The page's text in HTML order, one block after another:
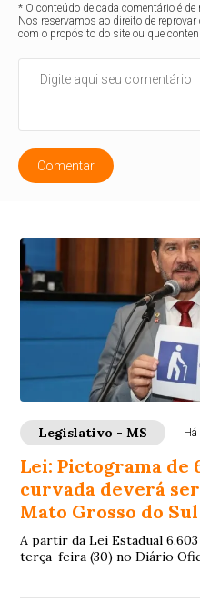
* O conteúdo de cada comentário é
Nos reservamos ao direito de
com o propósito do site ou que
Comentar
Legislativo - MS Há
Lei: Pictograma de
curvada deverá
Mato Grosso do Sul
A partir da Lei Estadual
terça-feira (30) no Diário